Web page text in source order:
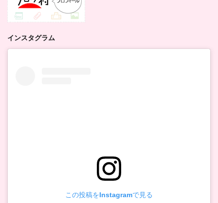
インスタグラム
この投稿をInstagramで見る